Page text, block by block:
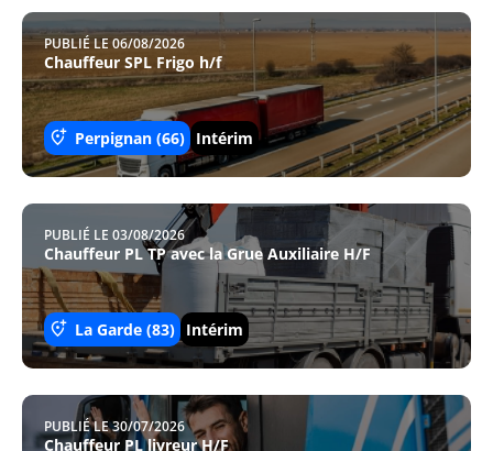
PUBLIÉ LE 06/08/2026
Chauffeur SPL Frigo h/f
Perpignan (66) Intérim
PUBLIÉ LE 03/08/2026
Chauffeur PL TP avec la Grue Auxiliaire H/F
La Garde (83) Intérim
PUBLIÉ LE 30/07/2026
Chauffeur PL livreur H/F